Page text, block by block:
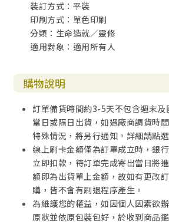
裝訂方式：平裝
印刷方式：單色印刷
分類：生命造就／靈修
適用對象：適用所有人
購物說明
訂單備貨時間約3-5天不包含週末
當日或隔日出貨，如遇廠商調貨時
特殊情況，將另行通知。詳細請點選
線上刷卡金額僅為訂單成立時，銀
立即扣款，待訂單完成寄出當日將
額即為出貨單上金額，故如有更改
購，皆不會有刷退程序產生。
為維護您的權益，如因個人因素欲
原狀並依原包裝包好，於收到商品